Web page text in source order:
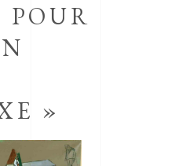
»